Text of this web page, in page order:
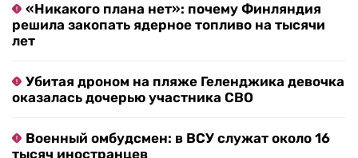
«Никакого плана нет»: почему Финляндия
решила закопать ядерное топливо на тысячи
лет
Убитая дроном на пляже Геленджика девочка
оказалась дочерью участника СВО
Военный омбудсмен: в ВСУ служат около 16
тысяч иностранцев